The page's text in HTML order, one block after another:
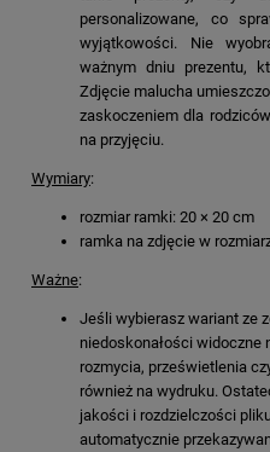
personalizowane, co
wyjątkowości. Nie
ważnym dniu prezentu,
Zdjęcie malucha
zaskoczeniem dla
na przyjęciu.
Wymiary:
rozmiar ramki: 20 × 20 cm
ramka na zdjęcie w
Ważne:
Jeśli wybierasz wariant ze
niedoskonałości widoczne
rozmycia, prześwietlenia
również na wydruku.
jakości i rozdzielczości
automatycznie